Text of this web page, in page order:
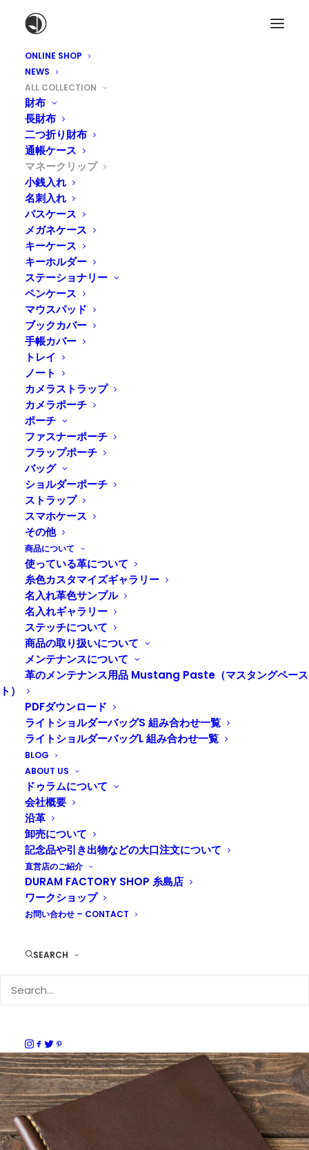
ONLINE SHOP
NEWS
ALL COLLECTION
財布
長財布
二つ折り財布
通帳ケース
マネークリップ
小銭入れ
名刺入れ
パスケース
メガネケース
キーケース
キーホルダー
ステーショナリー
ペンケース
マウスパッド
ブックカバー
手帳カバー
トレイ
ノート
カメラストラップ
カメラポーチ
ポーチ
ファスナーポーチ
フラップポーチ
バッグ
ショルダーポーチ
ストラップ
スマホケース
その他
商品について
使っている革について
糸色カスタマイズギャラリー
名入れ革色サンプル
名入れギャラリー
ステッチについて
商品の取り扱いについて
メンテナンスについて
革のメンテナンス用品 Mustang Paste（マスタングペース
ト）
PDFダウンロード
ライトショルダーバッグS 組み合わせ一覧
ライトショルダーバッグL 組み合わせ一覧
BLOG
ABOUT US
ドゥラムについて
会社概要
沿革
卸売について
記念品や引き出物などの大口注文について
直営店のご紹介
DURAM FACTORY SHOP 糸島店
ワークショップ
お問い合わせ – CONTACT
SEARCH
Money Clip
使うほどに味わい深く経年変化する植物性タンニン鞣し
の革のマネークリップ
制作しています。お札をクリップにはさんで収納するマ
ネークリップはポケットに入れても嵩張らずお札やカー
ドをスマートに持ち歩けます。
Home
DURAM マネークリップ3
マネークリップ , 名入れ対応